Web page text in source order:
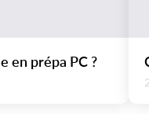
en prépa PC ?